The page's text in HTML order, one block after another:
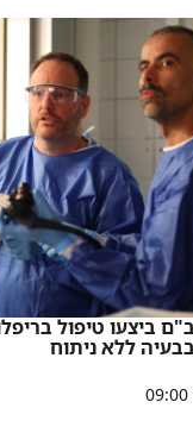
ביצעו טיפול
ללא ניתוח